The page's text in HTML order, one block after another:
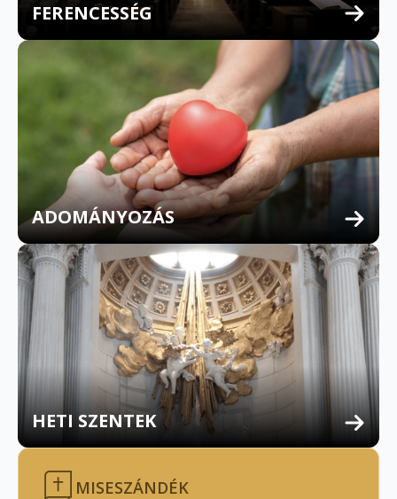
FERENCESSÉG
MULTILINGUAL CONFESSION
ADOMÁNYOZÁS
HETI SZENTEK
MISESZÁNDÉK